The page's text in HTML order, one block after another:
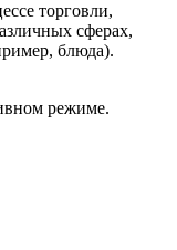
торговли,
сферах,
блюда).
режиме.